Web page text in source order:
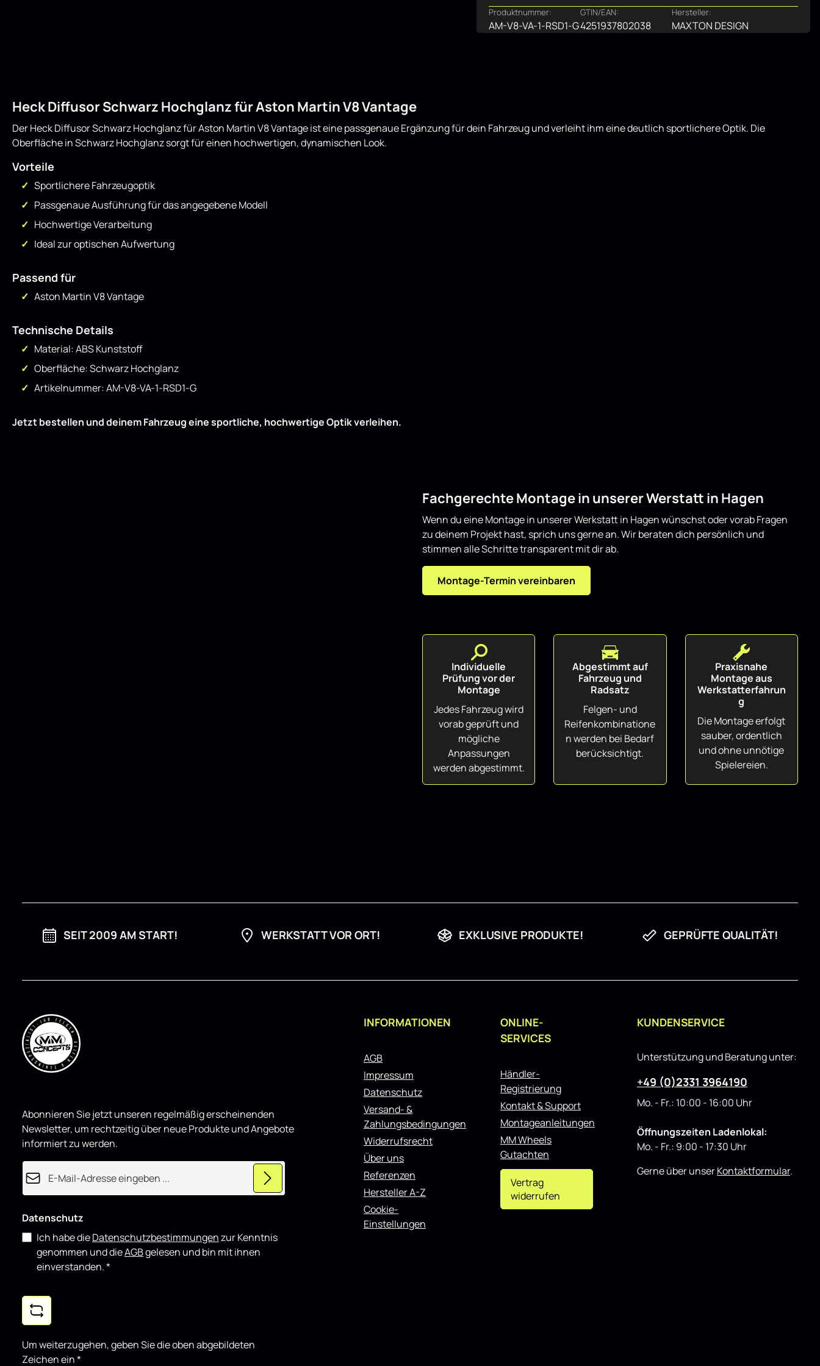
Produktnummer:
AM-V8-VA-1-RSD1-G
GTIN/EAN:
4251937802038
Hersteller:
MAXTON DESIGN
Heck Diffusor Schwarz Hochglanz für Aston Martin V8 Vantage
Der Heck Diffusor Schwarz Hochglanz für Aston Martin V8 Vantage ist eine passgenaue Ergänzung für dein Fahrzeug und verleiht ihm eine deutlich sportlichere Optik. Die
Oberfläche in Schwarz Hochglanz sorgt für einen hochwertigen, dynamischen Look.
Vorteile
Sportlichere Fahrzeugoptik
Passgenaue Ausführung für das angegebene Modell
Hochwertige Verarbeitung
Ideal zur optischen Aufwertung
Passend für
Aston Martin V8 Vantage
Technische Details
Material: ABS Kunststoff
Oberfläche: Schwarz Hochglanz
Artikelnummer: AM-V8-VA-1-RSD1-G
Jetzt bestellen und deinem Fahrzeug eine sportliche, hochwertige Optik verleihen.
Fachgerechte Montage in unserer Werstatt in Hagen
Wenn du eine Montage in unserer Werkstatt in Hagen wünschst oder vorab Fragen
zu deinem Projekt hast, sprich uns gerne an. Wir beraten dich persönlich und
stimmen alle Schritte transparent mit dir ab.
Montage-Termin vereinbaren
Individuelle
Prüfung vor der
Montage
Jedes Fahrzeug wird
vorab geprüft und
mögliche
Anpassungen
werden abgestimmt.
Abgestimmt auf
Fahrzeug und
Radsatz
Felgen- und
Reifenkombinatione
n werden bei Bedarf
berücksichtigt.
Praxisnahe
Montage aus
Werkstatterfahrun
g
Die Montage erfolgt
sauber, ordentlich
und ohne unnötige
Spielereien.
SEIT 2009 AM START! WERKSTATT VOR ORT! EXKLUSIVE PRODUKTE! GEPRÜFTE QUALITÄT!
Abonnieren Sie jetzt unseren regelmäßig erscheinenden
Newsletter, um rechtzeitig über neue Produkte und Angebote
informiert zu werden.
E-Mail-Adresse*
Datenschutz
Ich habe dieDatenschutzbestimmungenzur Kenntnis
genommen und dieAGBgelesen und bin mit ihnen
einverstanden.*
Um weiterzugehen, geben Sie die oben abgebildeten
Zeichen ein*
INFORMATIONEN
AGB
Impressum
Datenschutz
Versand- &
Zahlungsbedingungen
Widerrufsrecht
Über uns
Referenzen
Hersteller A-Z
Cookie-
Einstellungen
ONLINE-
SERVICES
Händler-
Registrierung
Kontakt & Support
Montageanleitungen
MM Wheels
Gutachten
Vertrag
widerrufen
KUNDENSERVICE
Unterstützung und Beratung unter:
+49 (0)2331 3964190
Mo. - Fr.: 10:00 - 16:00 Uhr
Öffnungszeiten Ladenlokal:
Mo. - Fr.: 9:00 - 17:30 Uhr
Gerne über unserKontaktformular.